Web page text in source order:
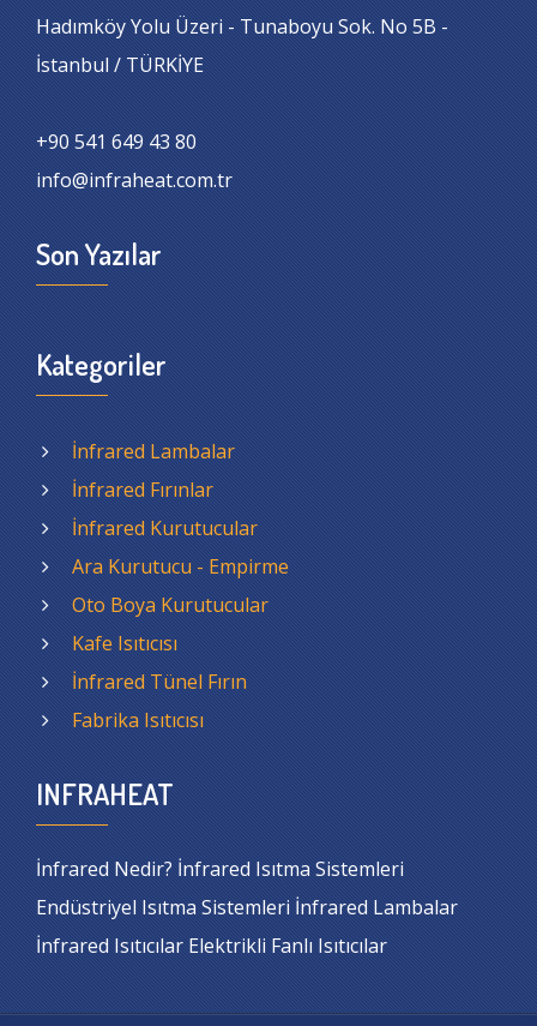
Hadımköy Yolu Üzeri - Tunaboyu Sok. No 5B -
İstanbul / TÜRKİYE
+90 541 649 43 80
info@infraheat.com.tr
Son Yazılar
Kategoriler
İnfrared Lambalar
İnfrared Fırınlar
İnfrared Kurutucular
Ara Kurutucu - Empirme
Oto Boya Kurutucular
Kafe Isıtıcısı
İnfrared Tünel Fırın
Fabrika Isıtıcısı
INFRAHEAT
İnfrared Nedir? İnfrared Isıtma Sistemleri
Endüstriyel Isıtma Sistemleri İnfrared Lambalar
İnfrared Isıtıcılar Elektrikli Fanlı Isıtıcılar